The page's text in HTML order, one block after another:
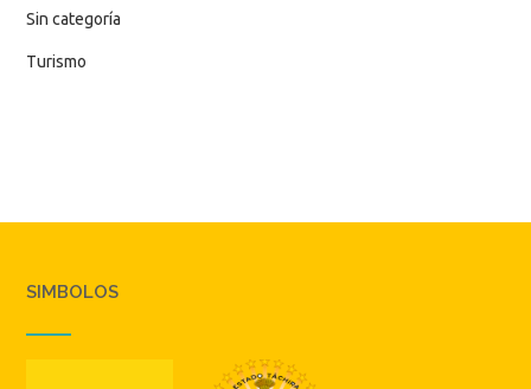
Sin categoría
Turismo
SIMBOLOS